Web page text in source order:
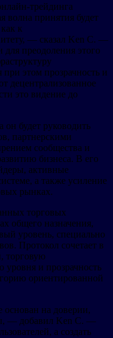
трейдинга
волна принятия будет
к
— сказал Ken C. —
преодоления этого
при этом прозрачность и
децентрализованное
это видение до
он будет руководить
партнерскими
сообщества и
бизнеса. В его
активные
а также усиление
рынках.
торговых
общего назначения,
уровень, специально
Протокол сочетает в
торговую
уровня и прозрачность
ориентированной
основан на доверии,
— добавил Ken C. —
а создать